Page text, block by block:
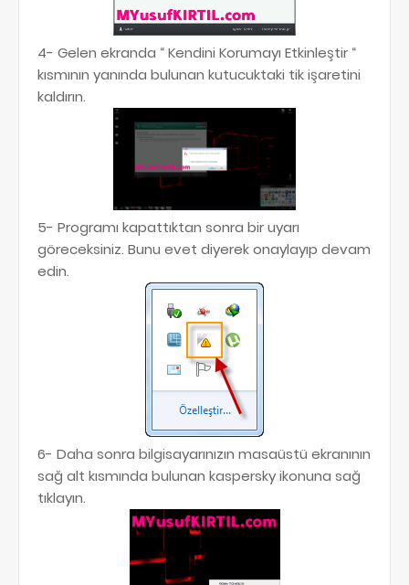
4- Gelen ekranda “ Kendini Korumayı Etkinleştir “
kısmının yanında bulunan kutucuktaki tik işaretini
kaldırın.
5- Programı kapattıktan sonra bir uyarı
göreceksiniz. Bunu evet diyerek onaylayıp devam
edin.
6- Daha sonra bilgisayarınızın masaüstü ekranının
sağ alt kısmında bulunan kaspersky ikonuna sağ
tıklayın.